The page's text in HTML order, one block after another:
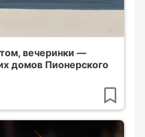
вечеринки —
домов Пионерского